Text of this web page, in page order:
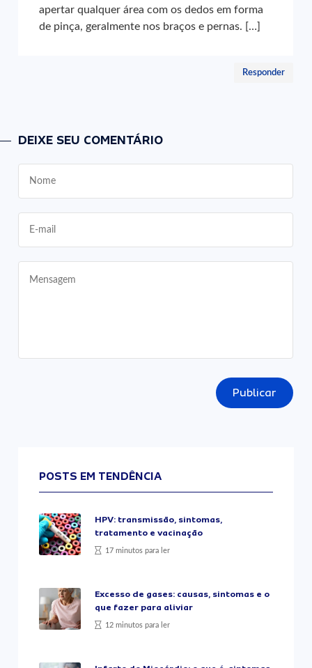
apertar qualquer área com os dedos em forma
de pinça, geralmente nos braços e pernas. […]
Responder
DEIXE SEU COMENTÁRIO
Publicar
POSTS EM TENDÊNCIA
HPV: transmissão, sintomas,
tratamento e vacinação
17 minutos para ler
Excesso de gases: causas, sintomas e o
que fazer para aliviar
12 minutos para ler